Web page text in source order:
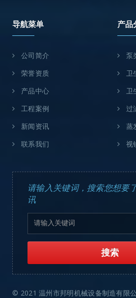
导航菜单
公司简介
荣誉资质
产品中心
工程案例
新闻资讯
联系我们
产品
泵
卫
卫
过
蒸
视
请输入关键词，搜索您想要
讯
© 2021 温州市邦明机械设备制造有限